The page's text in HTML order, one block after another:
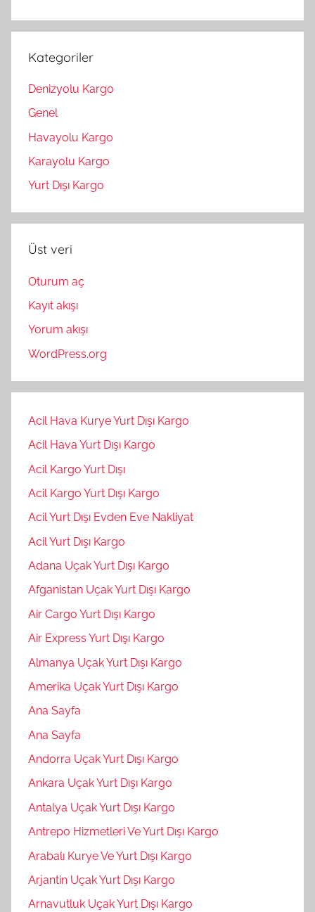
Kategoriler
Denizyolu Kargo
Genel
Havayolu Kargo
Karayolu Kargo
Yurt Dışı Kargo
Üst veri
Oturum aç
Kayıt akışı
Yorum akışı
WordPress.org
Acil Hava Kurye Yurt Dışı Kargo
Acil Hava Yurt Dışı Kargo
Acil Kargo Yurt Dışı
Acil Kargo Yurt Dışı Kargo
Acil Yurt Dışı Evden Eve Nakliyat
Acil Yurt Dışı Kargo
Adana Uçak Yurt Dışı Kargo
Afganistan Uçak Yurt Dışı Kargo
Air Cargo Yurt Dışı Kargo
Air Express Yurt Dışı Kargo
Almanya Uçak Yurt Dışı Kargo
Amerika Uçak Yurt Dışı Kargo
Ana Sayfa
Ana Sayfa
Andorra Uçak Yurt Dışı Kargo
Ankara Uçak Yurt Dışı Kargo
Antalya Uçak Yurt Dışı Kargo
Antrepo Hizmetleri Ve Yurt Dışı Kargo
Arabalı Kurye Ve Yurt Dışı Kargo
Arjantin Uçak Yurt Dışı Kargo
Arnavutluk Uçak Yurt Dışı Kargo